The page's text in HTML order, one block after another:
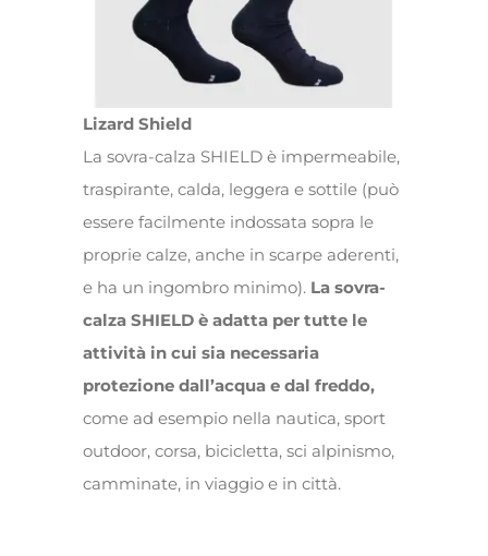
Lizard Shield
La sovra-calza SHIELD è impermeabile,
traspirante, calda, leggera e sottile (può
essere facilmente indossata sopra le
proprie calze, anche in scarpe aderenti,
e ha un ingombro minimo). La sovra-
calza SHIELD è adatta per tutte le
attività in cui sia necessaria
protezione dall’acqua e dal freddo,
come ad esempio nella nautica, sport
outdoor, corsa, bicicletta, sci alpinismo,
camminate, in viaggio e in città.